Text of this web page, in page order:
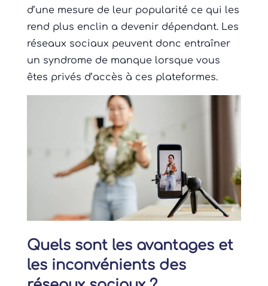
d’une mesure de leur popularité ce qui les
rend plus enclin a devenir dépendant. Les
réseaux sociaux peuvent donc entraîner
un syndrome de manque lorsque vous
êtes privés d’accès à ces plateformes.
Quels sont les avantages et
les inconvénients des